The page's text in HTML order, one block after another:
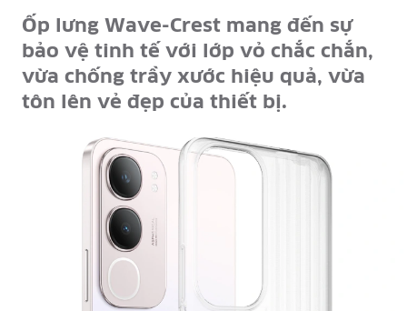
Ốp lưng Wave-Crest mang đến sự
bảo vệ tinh tế với lớp vỏ chắc chắn,
vừa chống trầy xước hiệu quả, vừa
tôn lên vẻ đẹp của thiết bị.